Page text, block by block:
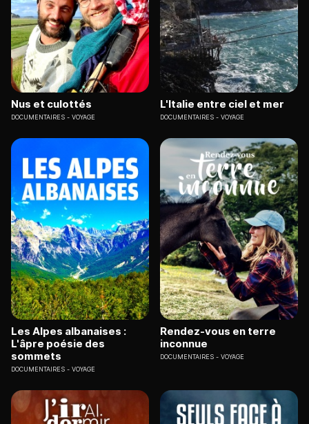
Nus et culottés
DOCUMENTAIRES VOYAGE
L'Italie entre ciel et mer
DOCUMENTAIRES VOYAGE
Les Alpes albanaises :
L'âpre poésie des
sommets
DOCUMENTAIRES VOYAGE
Rendez-vous en terre
inconnue
DOCUMENTAIRES VOYAGE